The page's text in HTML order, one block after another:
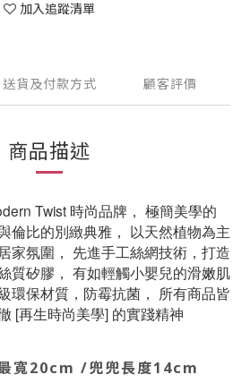
加入追蹤清單
送貨及付款方式 顧客評價
商品描述
Twist 時尚品牌， 極簡美學的
倫比的別緻典雅， 以天然植物為主
家氛圍， 先進手工絲網技術，打造
質矽膠， 有如輕觸小嬰兒的滑嫩肌
環保材質，防霉抗菌， 所有商品皆
[再生時尚美學] 的實踐精神
寬20cm /兜兜長度14cm